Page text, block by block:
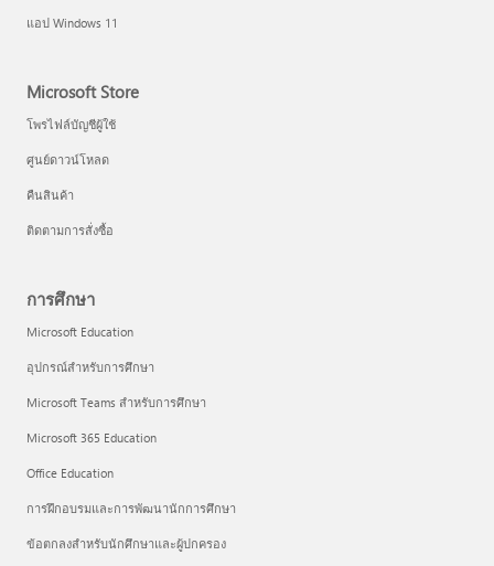
แอป Windows 11
Microsoft Store
โพรไฟล์บัญชีผู้ใช้
ศูนย์ดาวน์โหลด
คืนสินค้า
ติดตามการสั่งซื้อ
การศึกษา
Microsoft Education
อุปกรณ์สำหรับการศึกษา
Microsoft Teams สำหรับการศึกษา
Microsoft 365 Education
Office Education
การฝึกอบรมและการพัฒนานักการศึกษา
ข้อตกลงสำหรับนักศึกษาและผู้ปกครอง